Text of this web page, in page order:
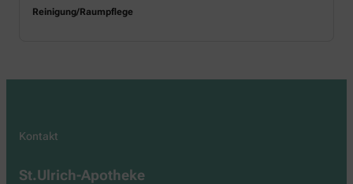
Reinigung/Raumpflege
Kontakt
St.Ulrich-Apotheke